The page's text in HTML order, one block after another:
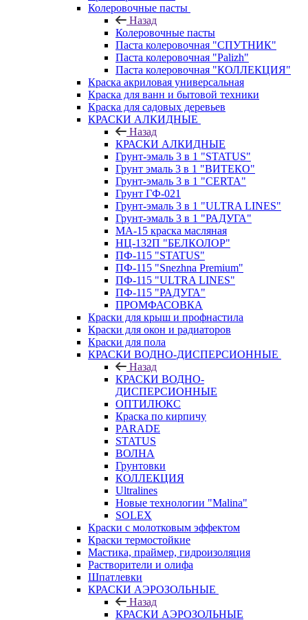
Колеровочные пасты
Назад
Колеровочные пасты
Паста колеровочная "СПУТНИК"
Паста колеровочная "Palizh"
Паста колеровочная "КОЛЛЕКЦИЯ"
Краска акриловая универсальная
Краска для ванн и бытовой техники
Краска для садовых деревьев
КРАСКИ АЛКИДНЫЕ
Назад
КРАСКИ АЛКИДНЫЕ
Грунт-эмаль 3 в 1 "STATUS"
Грунт эмаль 3 в 1 "ВИТЕКО"
Грунт-эмаль 3 в 1 "CERTA"
Грунт ГФ-021
Грунт-эмаль 3 в 1 "ULTRA LINES"
Грунт-эмаль 3 в 1 "РАДУГА"
МА-15 краска масляная
НЦ-132П "БЕЛКОЛОР"
ПФ-115 "STATUS"
ПФ-115 "Snezhna Premium"
ПФ-115 "ULTRA LINES"
ПФ-115 "РАДУГА"
ПРОМФАСОВКА
Краски для крыш и профнастила
Краски для окон и радиаторов
Краски для пола
КРАСКИ ВОДНО-ДИСПЕРСИОННЫЕ
Назад
КРАСКИ ВОДНО-
ДИСПЕРСИОННЫЕ
ОПТИЛЮКС
Краска по кирпичу
PARADE
STATUS
ВОЛНА
Грунтовки
КОЛЛЕКЦИЯ
Ultralines
Новые технологии "Malina"
SOLEX
Краски с молотковым эффектом
Краски термостойкие
Мастика, праймер, гидроизоляция
Растворители и олифа
Шпатлевки
КРАСКИ АЭРОЗОЛЬНЫЕ
Назад
КРАСКИ АЭРОЗОЛЬНЫЕ